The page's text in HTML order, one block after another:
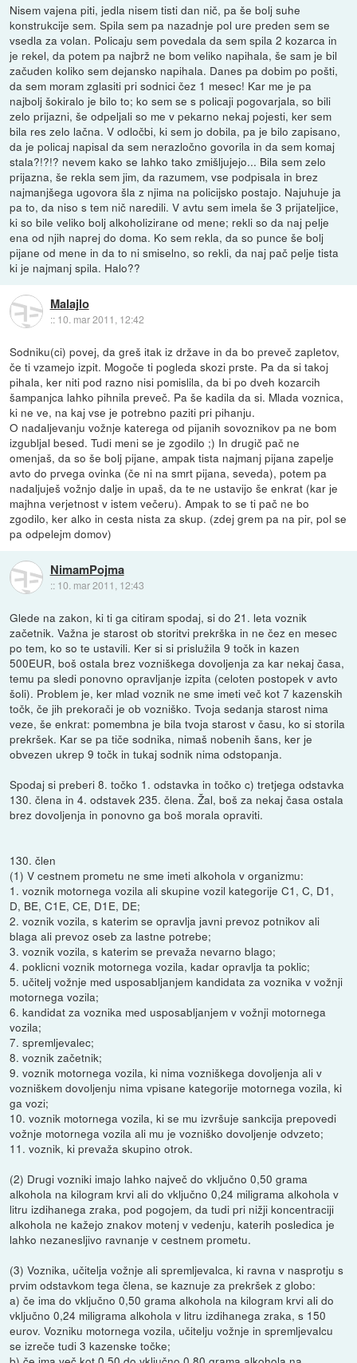
Nisem vajena piti, jedla nisem tisti dan nič, pa še bolj suhe
konstrukcije sem. Spila sem pa nazadnje pol ure preden sem se
vsedla za volan. Policaju sem povedala da sem spila 2 kozarca in
je rekel, da potem pa najbrž ne bom veliko napihala, še sam je bil
začuden koliko sem dejansko napihala. Danes pa dobim po pošti,
da sem moram zglasiti pri sodnici čez 1 mesec! Kar me je pa
najbolj šokiralo je bilo to; ko sem se s policaji pogovarjala, so bili
zelo prijazni, še odpeljali so me v pekarno nekaj pojesti, ker sem
bila res zelo lačna. V odločbi, ki sem jo dobila, pa je bilo zapisano,
da je policaj napisal da sem nerazločno govorila in da sem komaj
stala?!?!? nevem kako se lahko tako zmišljujejo... Bila sem zelo
prijazna, še rekla sem jim, da razumem, vse podpisala in brez
najmanjšega ugovora šla z njima na policijsko postajo. Najuhuje ja
pa to, da niso s tem nič naredili. V avtu sem imela še 3 prijateljice,
ki so bile veliko bolj alkoholizirane od mene; rekli so da naj pelje
ena od njih naprej do doma. Ko sem rekla, da so punce še bolj
pijane od mene in da to ni smiselno, so rekli, da naj pač pelje tista
ki je najmanj spila. Halo??
Malajlo
:: 10. mar 2011, 12:42
Sodniku(ci) povej, da greš itak iz države in da bo preveč zapletov,
če ti vzamejo izpit. Mogoče ti pogleda skozi prste. Pa da si takoj
pihala, ker niti pod razno nisi pomislila, da bi po dveh kozarcih
šampanjca lahko pihnila preveč. Pa še kadila da si. Mlada voznica,
ki ne ve, na kaj vse je potrebno paziti pri pihanju.
O nadaljevanju vožnje katerega od pijanih sovoznikov pa ne bom
izgubljal besed. Tudi meni se je zgodilo ;) In drugič pač ne
omenjaš, da so še bolj pijane, ampak tista najmanj pijana zapelje
avto do prvega ovinka (če ni na smrt pijana, seveda), potem pa
nadaljuješ vožnjo dalje in upaš, da te ne ustavijo še enkrat (kar je
majhna verjetnost v istem večeru). Ampak to se ti pač ne bo
zgodilo, ker alko in cesta nista za skup. (zdej grem pa na pir, pol se
pa odpelejm domov)
NimamPojma
:: 10. mar 2011, 12:43
Glede na zakon, ki ti ga citiram spodaj, si do 21. leta voznik
začetnik. Važna je starost ob storitvi prekrška in ne čez en mesec
po tem, ko so te ustavili. Ker si si prislužila 9 točk in kazen
500EUR, boš ostala brez vozniškega dovoljenja za kar nekaj časa,
temu pa sledi ponovno opravljanje izpita (celoten postopek v avto
šoli). Problem je, ker mlad voznik ne sme imeti več kot 7 kazenskih
točk, če jih prekorači je ob vozniško. Tvoja sedanja starost nima
veze, še enkrat: pomembna je bila tvoja starost v času, ko si storila
prekršek. Kar se pa tiče sodnika, nimaš nobenih šans, ker je
obvezen ukrep 9 točk in tukaj sodnik nima odstopanja.
Spodaj si preberi 8. točko 1. odstavka in točko c) tretjega odstavka
130. člena in 4. odstavek 235. člena. Žal, boš za nekaj časa ostala
brez dovoljenja in ponovno ga boš morala opraviti.
130. člen
(1) V cestnem prometu ne sme imeti alkohola v organizmu:
1. voznik motornega vozila ali skupine vozil kategorije C1, C, D1,
D, BE, C1E, CE, D1E, DE;
2. voznik vozila, s katerim se opravlja javni prevoz potnikov ali
blaga ali prevoz oseb za lastne potrebe;
3. voznik vozila, s katerim se prevaža nevarno blago;
4. poklicni voznik motornega vozila, kadar opravlja ta poklic;
5. učitelj vožnje med usposabljanjem kandidata za voznika v vožnji
motornega vozila;
6. kandidat za voznika med usposabljanjem v vožnji motornega
vozila;
7. spremljevalec;
8. voznik začetnik;
9. voznik motornega vozila, ki nima vozniškega dovoljenja ali v
vozniškem dovoljenju nima vpisane kategorije motornega vozila, ki
ga vozi;
10. voznik motornega vozila, ki se mu izvršuje sankcija prepovedi
vožnje motornega vozila ali mu je vozniško dovoljenje odvzeto;
11. voznik, ki prevaža skupino otrok.
(2) Drugi vozniki imajo lahko največ do vključno 0,50 grama
alkohola na kilogram krvi ali do vključno 0,24 miligrama alkohola v
litru izdihanega zraka, pod pogojem, da tudi pri nižji koncentraciji
alkohola ne kažejo znakov motenj v vedenju, katerih posledica je
lahko nezanesljivo ravnanje v cestnem prometu.
(3) Voznika, učitelja vožnje ali spremljevalca, ki ravna v nasprotju s
prvim odstavkom tega člena, se kaznuje za prekršek z globo:
a) če ima do vključno 0,50 grama alkohola na kilogram krvi ali do
vključno 0,24 miligrama alkohola v litru izdihanega zraka, s 150
eurov. Vozniku motornega vozila, učitelju vožnje in spremljevalcu
se izreče tudi 3 kazenske točke;